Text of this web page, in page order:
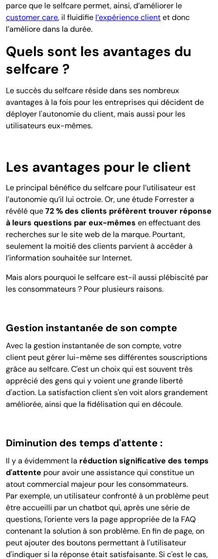
parce que le selfcare permet, ainsi, d’améliorer le
customer care, il fluidifie l’expérience clientet donc
l’améliore dans la durée.
Quels sont les avantages du
selfcare ?
Le succès du selfcare réside dans ses nombreux
avantages à la fois pour les entreprises qui décident de
déployer l'autonomie du client, mais aussi pour les
utilisateurseux-mêmes.
Les avantages pour le client
Le principal bénéfice du selfcare pour l’utilisateur est
l’autonomie qu’il lui octroie. Or, une étude Forrester a
révélé que72 % des clients préfèrent trouver réponse
à leurs questions par eux-mêmes en effectuant des
recherches sur le site web de la marque. Pourtant,
seulement la moitié des clients parvient à accéder à
l’information souhaitée sur Internet.
Mais alors pourquoi le selfcare est-il aussi plébiscité par
les consommateurs ? Pour plusieurs raisons.
Gestion instantanée de son compte
Avec la gestion instantanée de son compte, votre
client peut gérer lui-même ses différentes souscriptions
grâce au selfcare. C'est un choix qui est souvent très
apprécié des gens qui y voient une grande liberté
d'action. La satisfaction client s'en voit alors grandement
améliorée, ainsi que la fidélisation qui en découle.
Diminution des temps d'attente :
Il y a évidemment la réduction significative des temps
d'attente pour avoir une assistance qui constitue un
atout commercial majeur pour les consommateurs.
Par exemple, un utilisateur confronté à un problème peut
être accueilli par un chatbot qui, après une série de
questions, l'oriente vers la page appropriée de la FAQ
contenant la solution à son problème. En fin de page, on
peut ajouter des boutons permettant à l'utilisateur
d'indiquer si la réponse était satisfaisante. Si c'est le cas,